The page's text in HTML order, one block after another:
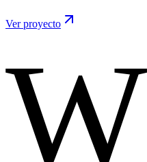
Ver proyecto